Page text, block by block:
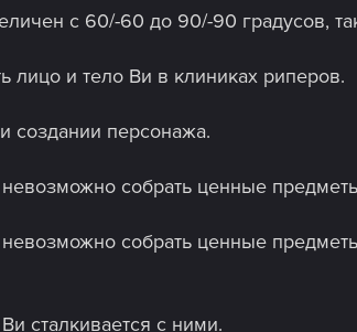
с 60/-60 до 90/-90 градусов,
и тело Ви в клиниках риперов.
создании персонажа.
собрать ценные
собрать ценные
сталкивается с ними.